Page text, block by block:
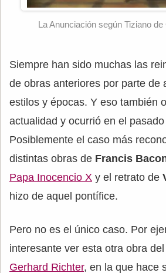
La Anunciación según Tiziano
Siempre han sido muchas las
de obras anteriores por parte de
estilos y épocas. Y eso también
actualidad y ocurrió en el
Posiblemente el caso más
distintas obras de Francis
Papa Inocencio X y el retrato de
hizo de aquel pontífice.
Pero no es el único caso. Por
interesante ver esta otra obra
Gerhard Richter, en la que hace